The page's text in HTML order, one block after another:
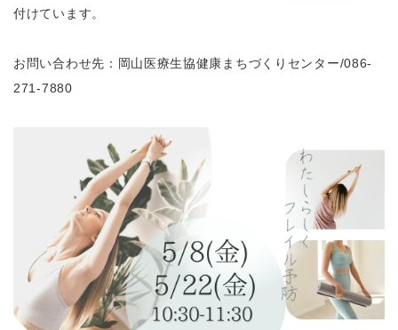
付けています。
お問い合わせ先：岡山医療生協健康まちづくりセンター/086-
271-7880